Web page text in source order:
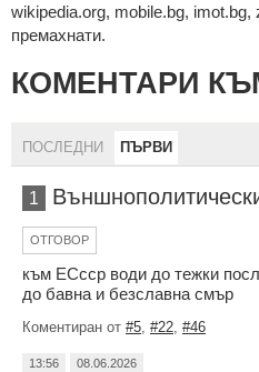
wikipedia.org, mobile.bg,
премахнати.
КОМЕНТАРИ
ПОСЛЕДНИ ПЪРВИ
1
ОТГОВОР
към ЕСсср води до тежки
до бавна и безславна смър
Коментиран от #5 #22 #46
13:56 08.06.2026